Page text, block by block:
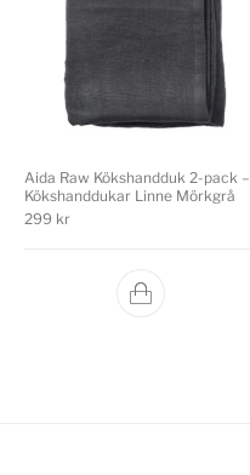
Aida Raw Kökshandduk 2-pack –
Kökshanddukar Linne Mörkgrå
299 kr